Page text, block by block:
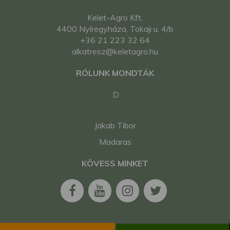
Kelet-Agro Kft.
4400 Nyíregyháza, Tokaji u. 4/b
+36 21 223 32 64
alkatresz@keletagro.hu
RÓLUNK MONDTÁK
:D
Jakab Tibor
Madaras
KÖVESS MINKET